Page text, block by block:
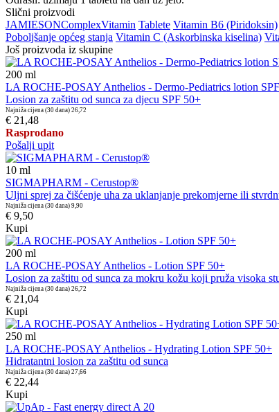
Slični proizvodi
JAMIESONComplexVitamin Tablete Vitamin B6 (Piridoksin)
Poboljšanje općeg stanja Vitamin C (Askorbinska kiselina)
Još proizvoda iz skupine
200 ml
LA ROCHE-POSAY Anthelios - Dermo-Pediatrics lotion
Losion za zaštitu od sunca za djecu SPF 50+
Najniža cijena (30 dana) 26,72
€ 21,48
Rasprodano
Pošalji upit
10 ml
SIGMAPHARM - Cerustop®
Uljni sprej za čišćenje uha za uklanjanje prekomjerne ili
Najniža cijena (30 dana) 9,90
€ 9,50
Kupi
200 ml
LA ROCHE-POSAY Anthelios - Lotion SPF 50+
Losion za zaštitu od sunca za mokru kožu koji pruža visoka
Najniža cijena (30 dana) 26,72
€ 21,04
Kupi
250 ml
LA ROCHE-POSAY Anthelios - Hydrating Lotion SPF 50+
Hidratantni losion za zaštitu od sunca
Najniža cijena (30 dana) 27,66
€ 22,44
Kupi